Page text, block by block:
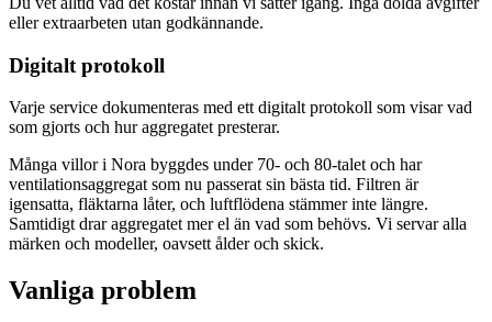
eller extraarbeten utan godkännande.
Digitalt protokoll
Varje service dokumenteras med ett digitalt protokoll som visar vad
som gjorts och hur aggregatet presterar.
Många villor i Nora byggdes under 70- och 80-talet och har
ventilationsaggregat som nu passerat sin bästa tid. Filtren är
igensatta, fläktarna låter, och luftflödena stämmer inte längre.
Samtidigt drar aggregatet mer el än vad som behövs. Vi servar alla
märken och modeller, oavsett ålder och skick.
Vanliga problem